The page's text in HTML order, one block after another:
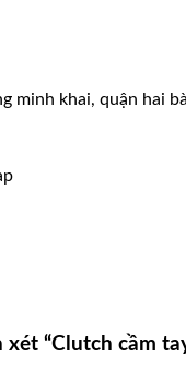
minh khai, quận hai
“Clutch cầm